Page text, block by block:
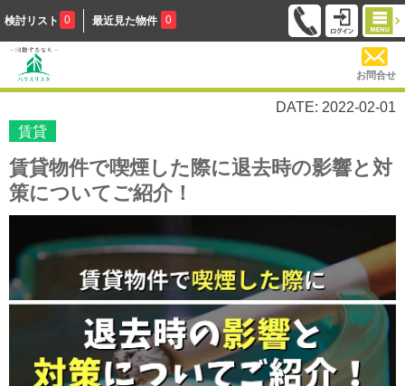
検討リスト 0 最近見た物件 0
お問合せ
DATE: 2022-02-01
賃貸
賃貸物件で喫煙した際に退去時の影響と対
策についてご紹介！